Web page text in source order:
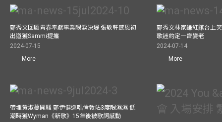
鄭秀文回顧青春奉獻事業眼淚決堤 張敬軒感恩初
出道獲Sammi提攜
2024-07-15
More
鄭秀文林家謙紅館台上
歌迷約定一齊變老
2024-07-14
More
帶埋黃淑蔓開騷 鄭伊健巡唱倫敦站3度眼濕濕 低
潮時獲Wyman《新歌》15年後被歌詞感動